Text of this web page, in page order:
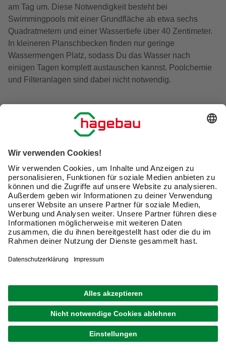
am Tag um. Diese Notwendigkeit besteht bei
Swimmingpools mit einer Grundfläche ab etwa sechs
Quadratmetern und einer Wassertiefe über 40 Zentimeter.
In kleineren Planschbecken finden nur geringe
Wassermengen Platz, sodass Du das Wasser nach
einigen Tagen komplett austauschen kannst. Poolchemie
und Filteranlagen sind dabei nicht notwendig.
Kleine Framepools mit Stahlrohrrahmen oder
selbstaufrichtende Pools mit einem aufblasbaren Rand
haben meist einen Durchmesser von drei bis fünf Metern
bei einer Wasserhöhe von 80 bis 100 Zentimetern. Diese
Wasserfilteranlageerhältlich. Die Papierfilter dieser
Pumpen solltest Du regelmäßig ausspülen und bei starker
Verschmutzung auswechseln.Für größere Pools ist die
Verwendung einer Sandfilteranlage empfehlenswert.
Pumpen mit Sandfilter sind leistungsstark und filtern feine
und grobe Verschmutzungen zuverlässig aus dem Wasser
heraus. Ferner benötigst Du für die Poolpflege:
einen Kescher
Poolreiniger
Poolchemie